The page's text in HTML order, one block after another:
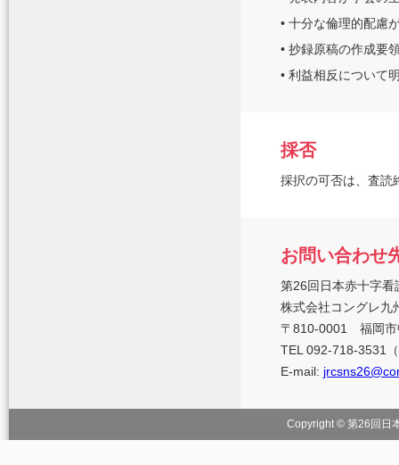
• 十分な倫理的配慮
• 抄録原稿の作成要
• 利益相反について
採否
採択の可否は、査読
お問い合わせ
第26回日本赤十字
株式会社コングレ九
〒810-0001 福岡市
TEL 092-718-3531
E-mail:
Copyright © 第26回日